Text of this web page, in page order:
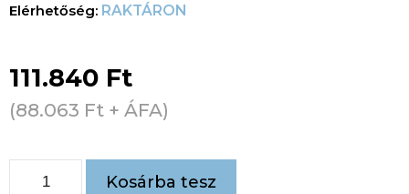
RAKTÁRON
111.840 Ft
(88.063 Ft + ÁFA)
Kosárba tesz